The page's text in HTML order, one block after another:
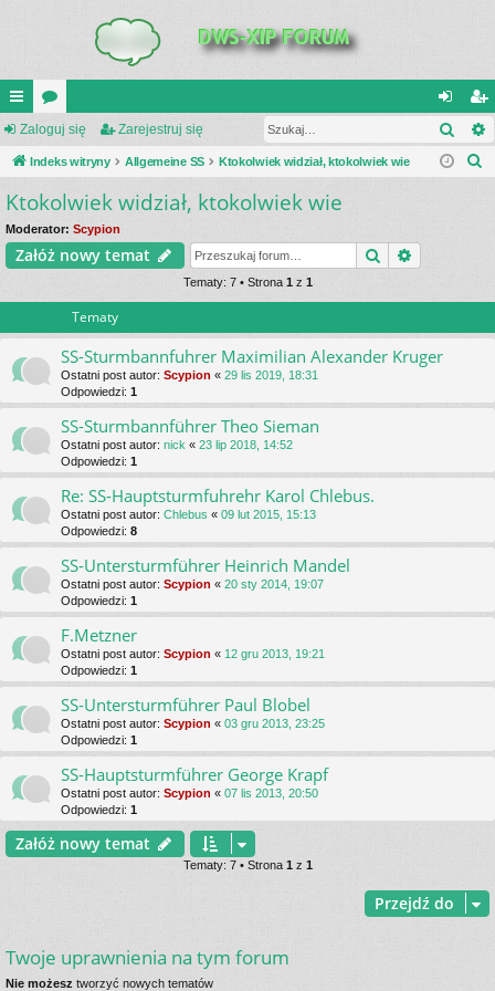
UI
C
K
_L
IN
or
a
al
og
ar
ej
Zaloguj się Zarejestruj się
Indeks witryny Allgemeine SS Ktokolwiek widział, ktokolwiek wie
Ktokolwiek widział, ktokolwiek wie
Moderator: Scypion
Załóż nowy temat Szukaj
Tematy: 7 • Strona 1 z 1
Tematy
SS-Sturmbannfuhrer Maximilian Alexander Kruger
Ostatni post autor: Scypion « 29 lis 2019, 18:31
Odpowiedzi: 1
SS-Sturmbannführer Theo Sieman
Ostatni post autor: nick « 23 lip 2018, 14:52
Odpowiedzi: 1
Re: SS-Hauptsturmfuhrehr Karol Chlebus.
Ostatni post autor: Chlebus « 09 lut 2015, 15:13
Odpowiedzi: 8
SS-Untersturmführer Heinrich Mandel
Ostatni post autor: Scypion « 20 sty 2014, 19:07
Odpowiedzi: 1
F.Metzner
Ostatni post autor: Scypion « 12 gru 2013, 19:21
Odpowiedzi: 1
SS-Untersturmführer Paul Blobel
Ostatni post autor: Scypion « 03 gru 2013, 23:25
Odpowiedzi: 1
SS-Hauptsturmführer George Krapf
Ostatni post autor: Scypion « 07 lis 2013, 20:50
Odpowiedzi: 1
Załóż nowy temat
Tematy: 7 • Strona 1z 1
Przejdź do
Twoje uprawnienia na tym forum
Nie możesz tworzyć nowych tematów